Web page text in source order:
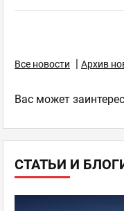
СТАТЬИ И
Все новости Архив
Ваc может